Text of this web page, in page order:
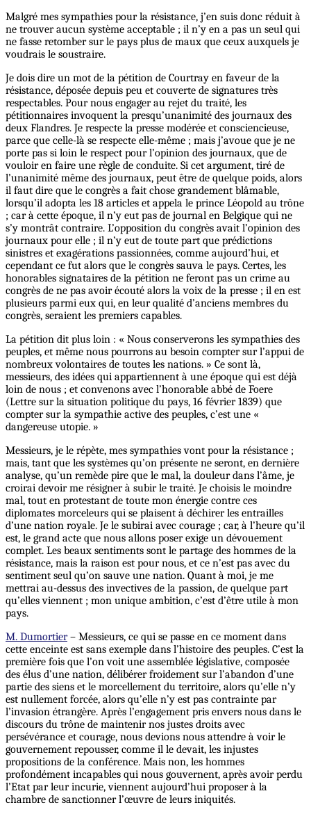
Malgré mes sympathies pour la résistance, j’en suis donc réduit à
ne trouver aucun système acceptable ; il n’y en a pas un seul qui
ne fasse retomber sur le pays plus de maux que ceux auxquels je
voudrais le soustraire.
Je dois dire un mot de la pétition de Courtray en faveur de la
résistance, déposée depuis peu et couverte de signatures très
respectables. Pour nous engager au rejet du traité, les
pétitionnaires invoquent la presqu’unanimité des journaux des
deux Flandres. Je respecte la presse modérée et consciencieuse,
parce que celle-là se respecte elle-même ; mais j’avoue que je ne
porte pas si loin le respect pour l’opinion des journaux, que de
vouloir en faire une règle de conduite. Si cet argument, tiré de
l’unanimité même des journaux, peut être de quelque poids, alors
il faut dire que le congrès a fait chose grandement blâmable,
lorsqu’il adopta les 18 articles et appela le prince Léopold au trône
; car à cette époque, il n’y eut pas de journal en Belgique qui ne
s’y montrât contraire. L’opposition du congrès avait l’opinion des
journaux pour elle ; il n’y eut de toute part que prédictions
sinistres et exagérations passionnées, comme aujourd’hui, et
cependant ce fut alors que le congrès sauva le pays. Certes, les
honorables signataires de la pétition ne feront pas un crime au
congrès de ne pas avoir écouté alors la voix de la presse ; il en est
plusieurs parmi eux qui, en leur qualité d’anciens membres du
congrès, seraient les premiers capables.
La pétition dit plus loin : « Nous conserverons les sympathies des
peuples, et même nous pourrons au besoin compter sur l’appui de
nombreux volontaires de toutes les nations. » Ce sont là,
messieurs, des idées qui appartiennent à une époque qui est déjà
loin de nous ; et convenons avec l’honorable abbé de Foere
(Lettre sur la situation politique du pays, 16 février 1839) que
compter sur la sympathie active des peuples, c’est une «
dangereuse utopie. »
Messieurs, je le répète, mes sympathies vont pour la résistance ;
mais, tant que les systèmes qu’on présente ne seront, en dernière
analyse, qu’un remède pire que le mal, la douleur dans l’âme, je
croirai devoir me résigner à subir le traité. Je choisis le moindre
mal, tout en protestant de toute mon énergie contre ces
diplomates morceleurs qui se plaisent à déchirer les entrailles
d’une nation royale. Je le subirai avec courage ; car, à l’heure qu’il
est, le grand acte que nous allons poser exige un dévouement
complet. Les beaux sentiments sont le partage des hommes de la
résistance, mais la raison est pour nous, et ce n’est pas avec du
sentiment seul qu’on sauve une nation. Quant à moi, je me
mettrai au-dessus des invectives de la passion, de quelque part
qu’elles viennent ; mon unique ambition, c’est d’être utile à mon
pays.
M. Dumortier– Messieurs, ce qui se passe en ce moment dans
cette enceinte est sans exemple dans l’histoire des peuples. C’est la
première fois que l’on voit une assemblée législative, composée
des élus d’une nation, délibérer froidement sur l’abandon d’une
partie des siens et le morcellement du territoire, alors qu’elle n’y
est nullement forcée, alors qu’elle n’y est pas contrainte par
l’invasion étrangère. Après l’engagement pris envers nous dans le
discours du trône de maintenir nos justes droits avec
persévérance et courage, nous devions nous attendre à voir le
gouvernement repousser, comme il le devait, les injustes
propositions de la conférence. Mais non, les hommes
profondément incapables qui nous gouvernent, après avoir perdu
l’Etat par leur incurie, viennent aujourd’hui proposer à la
chambre de sanctionner l’œuvre de leurs iniquités.